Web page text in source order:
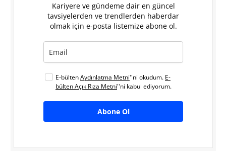
Kariyere ve gündeme dair en güncel
tavsiyelerden ve trendlerden haberdar
olmak için e-posta listemize abone ol.
E-bültenAydınlatma Metni''ni okudum. E-
bülten Açık Rıza Metni''ni kabul ediyorum.
Abone Ol